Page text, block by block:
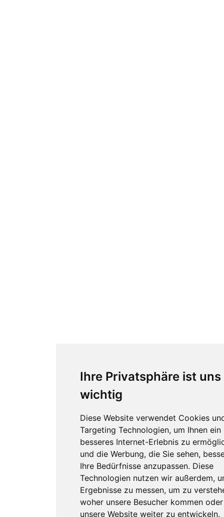
Ihre Privatsphäre ist uns
wichtig
Diese Website verwendet Cookies
Targeting Technologien, um Ihnen ein
besseres Internet-Erlebnis zu
und die Werbung, die Sie sehen,
Ihre Bedürfnisse anzupassen. Diese
Technologien nutzen wir außerdem,
Ergebnisse zu messen, um zu
woher unsere Besucher kommen
unsere Website weiter zu entwickeln.